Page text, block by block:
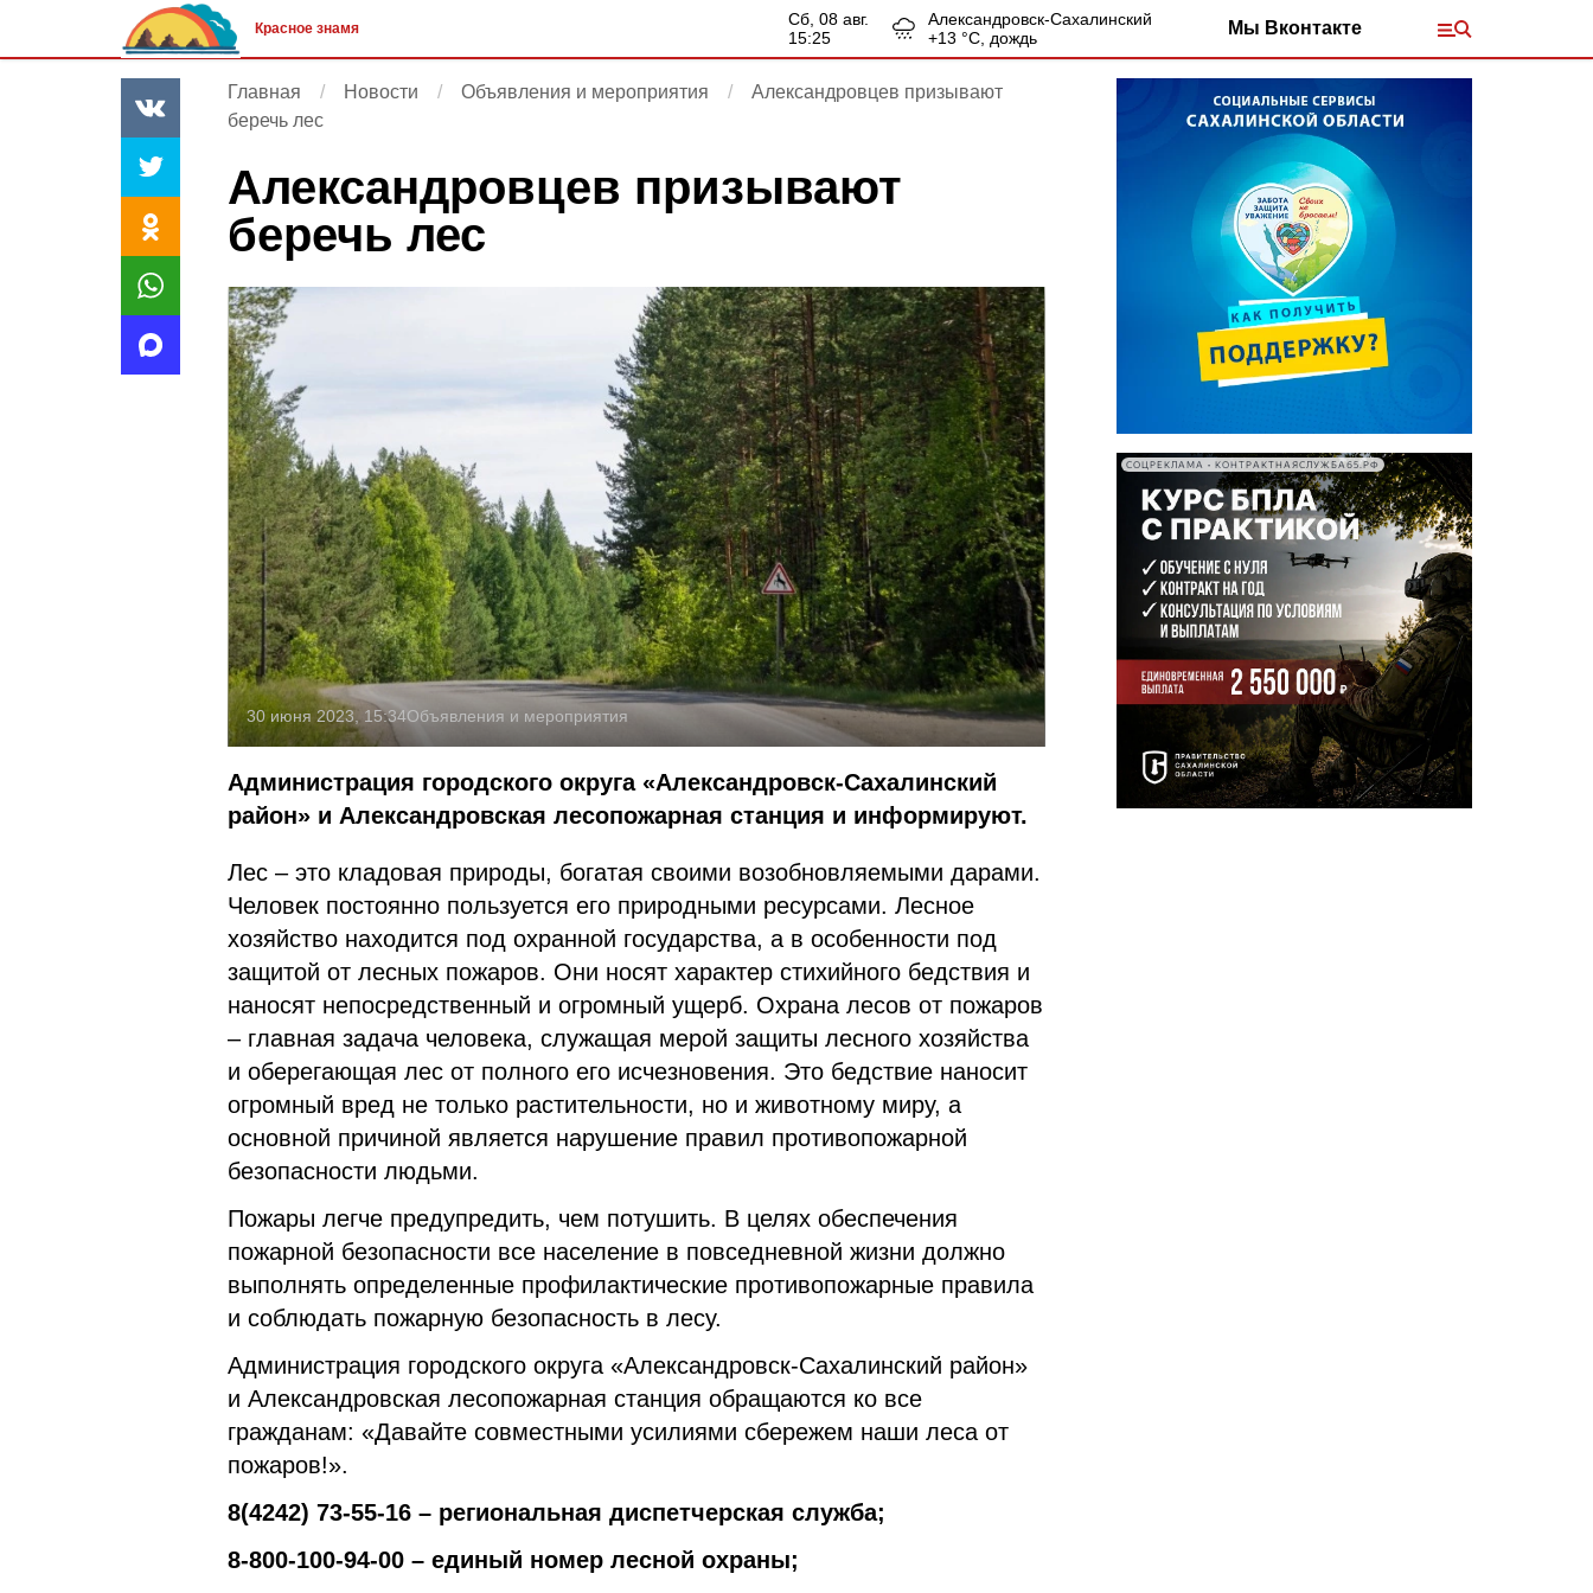
Красное знамя
сб, 08 авг.
15:25
Александровск-Сахалинский
+13 °С, дождь Мы Вконтакте
Главная Новости Объявления и мероприятия
Александровцев призывают
беречь лес
Александровцев призывают
беречь лес
30 июня 2023, 15:34Объявления и мероприятия
Администрация городского округа «Александровск-Сахалинский
район» и Александровская лесопожарная станция и информируют.
Лес – это кладовая природы, богатая своими возобновляемыми дарами.
Человек постоянно пользуется его природными ресурсами. Лесное
хозяйство находится под охранной государства, а в особенности под
защитой от лесных пожаров. Они носят характер стихийного бедствия и
наносят непосредственный и огромный ущерб. Охрана лесов от пожаров
– главная задача человека, служащая мерой защиты лесного хозяйства
и оберегающая лес от полного его исчезновения. Это бедствие наносит
огромный вред не только растительности, но и животному миру, а
основной причиной является нарушение правил противопожарной
безопасности людьми.
Пожары легче предупредить, чем потушить. В целях обеспечения
пожарной безопасности все население в повседневной жизни должно
выполнять определенные профилактические противопожарные правила
и соблюдать пожарную безопасность в лесу.
Администрация городского округа «Александровск-Сахалинский район»
и Александровская лесопожарная станция обращаются ко все
гражданам: «Давайте совместными усилиями сбережем наши леса от
пожаров!».
8(4242) 73-55-16 – региональная диспетчерская служба;
8‑800-100-94-00 – единый номер лесной охраны;
СОЦРЕКЛАМА • КОНТРАКТНАЯСЛУЖБА65.РФ